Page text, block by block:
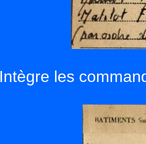
Intègre les